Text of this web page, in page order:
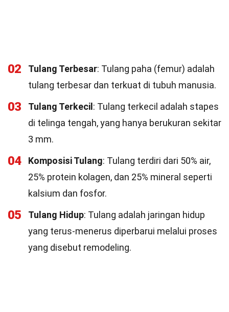
02 Tulang Terbesar: Tulang paha (femur) adalah
tulang terbesar dan terkuat di tubuh manusia.
03 Tulang Terkecil : Tulang terkecil adalah stapes
di telinga tengah, yang hanya berukuran sekitar
3 mm.
04 Komposisi Tulang: Tulang terdiri dari 50% air,
25% protein kolagen, dan 25% mineral seperti
kalsium dan fosfor.
05 Tulang Hidup: Tulang adalah jaringan hidup
yang terus-menerus diperbarui melalui proses
yang disebut remodeling.